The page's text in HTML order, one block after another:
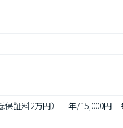
証料2万円）　年/15,000円